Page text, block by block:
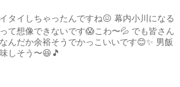
タイしちゃったんですね😖 幕内小川になる
て想像できないです😱こわ〜💦 でも皆さん
んだか余裕そうでかっこいいです😊✨ 男飯
しそう〜😆🎵